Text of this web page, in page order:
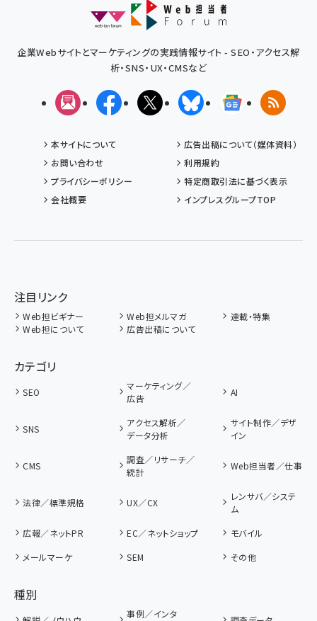
企業Webサイトとマーケティングの実践情報サイト - SEO・アクセス解
析・SNS・UX・CMSなど
メルマガFacebookX(エックス)BlueskyGoogleニュ
RSS
本サイトについて
広告出稿について（媒体資料）
お問い合わせ
利用規約
プライバシーポリシー
特定商取引法に基づく表示
会社概要
インプレスグループTOP
注目リンク
Web担ビギナー Web担メルマガ
連載・特集
Web担について
広告出稿について
カテゴリ
SEO
マーケティング／
広告
AI
SNS
アクセス解析／
データ分析
サイト制作／デザ
イン
CMS
調査／リサーチ／
統計
Web担当者／仕事
法律／標準規格 UX／CX
レンサバ／システ
ム
広報／ネットPR
EC／ネットショップ
モバイル
メールマーケ
SEM その他
種別
事例／インタ